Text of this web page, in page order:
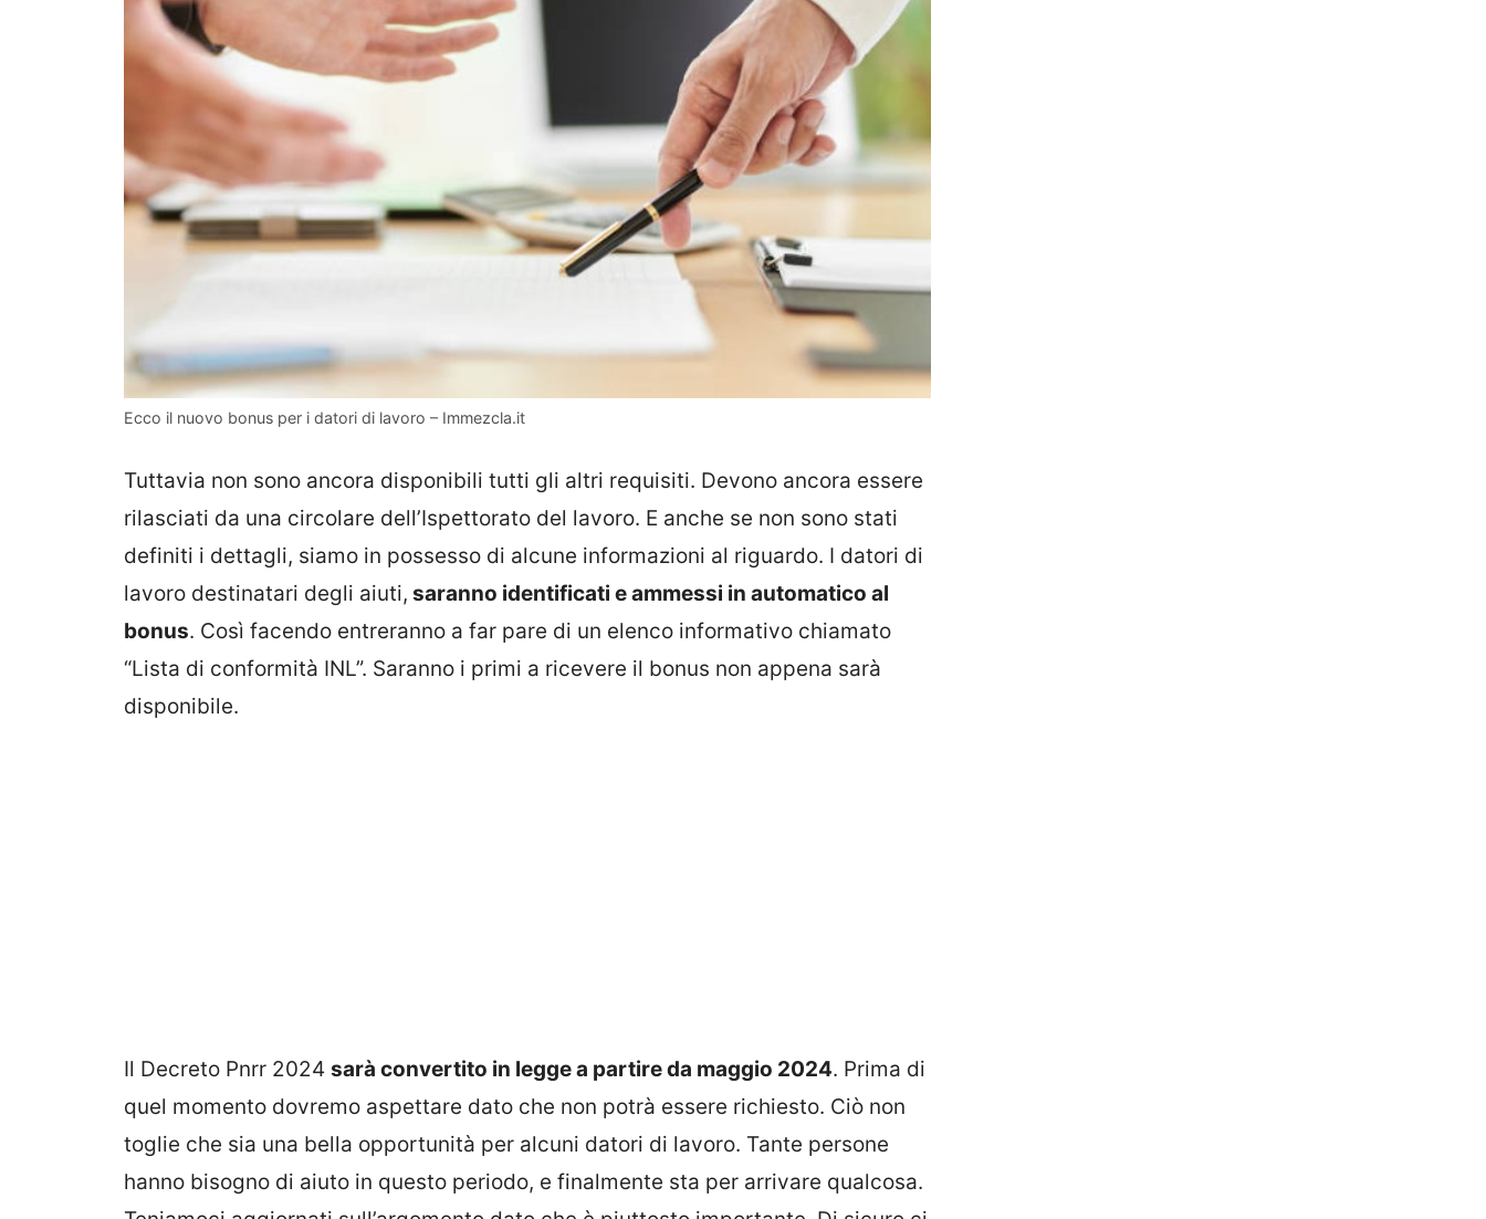
Ecco il nuovo bonus per i datori di lavoro – Immezcla.it
Tuttavia non sono ancora disponibili tutti gli altri requisiti. Devono ancora essere
rilasciati da una circolare dell’Ispettorato del lavoro. E anche se non sono stati
definiti i dettagli, siamo in possesso di alcune informazioni al riguardo. I datori di
lavoro destinatari degli aiuti, saranno identificati e ammessi in automatico al
bonus. Così facendo entreranno a far pare di un elenco informativo chiamato
“Lista di conformità INL”. Saranno i primi a ricevere il bonus non appena sarà
disponibile.
Il Decreto Pnrr 2024 sarà convertito in legge a partire da maggio 2024. Prima di
quel momento dovremo aspettare dato che non potrà essere richiesto. Ciò non
toglie che sia una bella opportunità per alcuni datori di lavoro. Tante persone
hanno bisogno di aiuto in questo periodo, e finalmente sta per arrivare qualcosa.